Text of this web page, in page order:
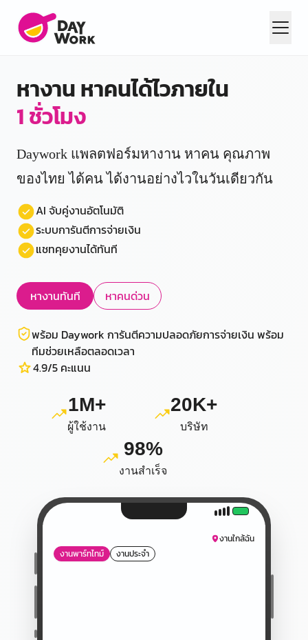
หางาน หาคนได้ไวภายใน
1 ชั่วโมง
Daywork แพลตฟอร์มหางาน หาคน คุณภาพ
ของไทยได้คน ได้งานอย่างไวในวันเดียวกัน
AI จับคู่งานอัตโนมัติ
ระบบการันตีการจ่ายเงิน
แชทคุยงานได้ทันที
หางานทันที หาคนด่วน
พร้อม Daywork การันตีความปลอดภัยการจ่ายเงิน พร้อม
ทีมช่วยเหลือตลอดเวลา
4.9/5 คะแนน
1M+
ผู้ใช้งาน
20K+
บริษัท
98%
งานสำเร็จ
งานใกล้ฉัน
งานพาร์ทไทม์
งานประจำ